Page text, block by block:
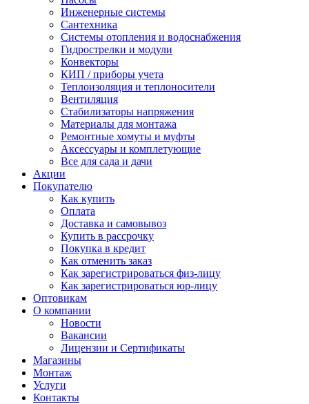
Инженерные системы
Сантехника
Системы отопления и водоснабжения
Гидрострелки и модули
Конвекторы
КИП / приборы учета
Теплоизоляция и теплоносители
Вентиляция
Стабилизаторы напряжения
Материалы для монтажа
Ремонтные хомуты и муфты
Аксессуары и комплетующие
Все для сада и дачи
Акции
Покупателю
Как купить
Оплата
Доставка и самовывоз
Купить в рассрочку
Покупка в кредит
Как отменить заказ
Как зарегистрироваться физ-лицу
Как зарегистрироваться юр-лицу
Оптовикам
О компании
Новости
Вакансии
Лицензии и Сертификаты
Магазины
Монтаж
Услуги
Контакты